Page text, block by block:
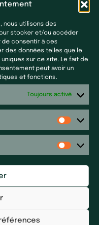
nous utilisons des
stocker et/ou accéder
de consentir à ces
des données telles que le
sur ce site. Le fait de
peut avoir un
et fonctions.
Toujours activé
& actualités
nos actualités